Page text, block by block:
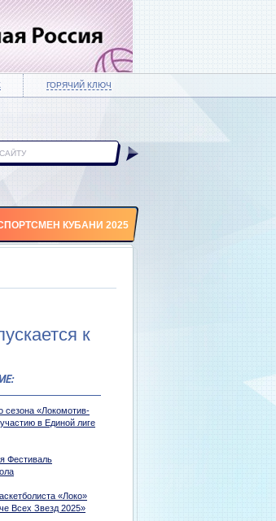
ГОРЯЧИЙ КЛЮЧ
КУБАНИ 2025
к
«Локомотив-
в Единой лиге
Фестиваль
«Локо»
Всех Звезд 2025»